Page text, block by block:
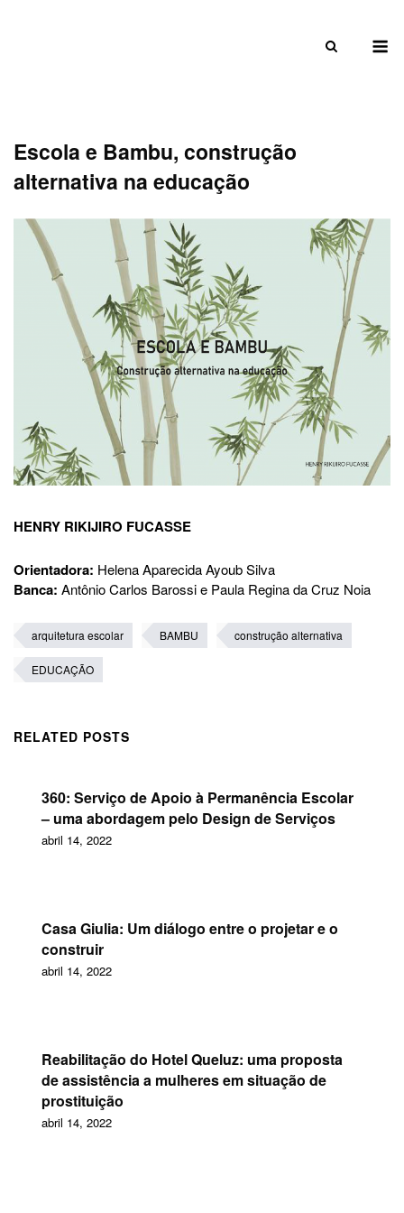
Escola e Bambu, construção
alternativa na educação
HENRY RIKIJIRO FUCASSE
Orientadora: Helena Aparecida Ayoub Silva
Banca: Antônio Carlos Barossi e Paula Regina da Cruz Noia
arquitetura escolar BAMBU construção alternativa
EDUCAÇÃO
RELATED POSTS
360: Serviço de Apoio à Permanência Escolar
– uma abordagem pelo Design de Serviços
abril 14, 2022
Casa Giulia: Um diálogo entre o projetar e o
construir
abril 14, 2022
Reabilitação do Hotel Queluz: uma proposta
de assistência a mulheres em situação de
prostituição
abril 14, 2022